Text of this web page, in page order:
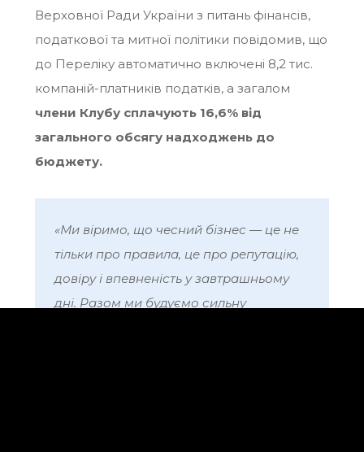
Верховної Ради України з питань фінансів,
податкової та митної політики повідомив, що
до Переліку автоматично включені 8,2 тис.
компаній-платників податків, а загалом
члени Клубу сплачують 16,6% від
загального обсягу надходжень до
бюджету.
«Ми віримо, що чесний бізнес — це не
тільки про правила, це про репутацію,
довіру і впевненість у завтрашньому
дні. Разом ми будуємо сильну